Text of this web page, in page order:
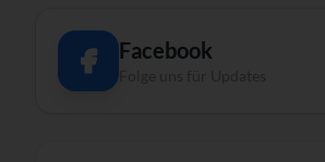
Facebook